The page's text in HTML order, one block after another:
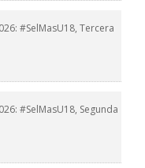
#SelMasU18, Tercera
#SelMasU18, Segunda